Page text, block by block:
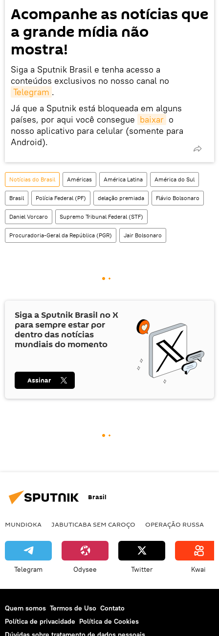
Acompanhe as notícias que
a grande mídia não
mostra!
Siga a Sputnik Brasil e tenha acesso a
conteúdos exclusivos no nosso canal no
Telegram .
Já que a Sputnik está bloqueada em alguns
países, por aqui você consegue baixar o
nosso aplicativo para celular (somente para
Android).
Notícias do Brasil Américas América Latina América do Sul
Brasil Polícia Federal (PF) delação premiada Flávio Bolsonaro
Daniel Vorcaro Supremo Tribunal Federal (STF)
Procuradoria-Geral da República (PGR) Jair Bolsonaro
Siga a Sputnik Brasil noX
para sempre estar por
dentro das notícias
mundiais do momento
Assinar
Brasil
MUNDIOKA JABUTICABA SEM CAROÇO OPERAÇÃO RUSSA
Telegram Odysee Twitter Kwai
Quem somos Termos de Uso Contato
Política de privacidade Política de Cookies